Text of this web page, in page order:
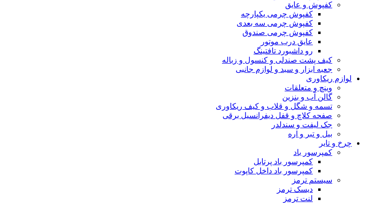
کفپوش و عایق
کفپوش چرمی یکپارچه
کفپوش چرمی سه بعدی
کفپوش چرمی صندوق
عایق درب موتور
رو داشبورد تافتینگ
کیف پشت صندلی و کنسول و زباله
جعبه ابزار و سبد و لوازم جانبی
لوازم ریکاوری
وینچ و متعلقات
گالن آب و بنزین
تسمه و شگل و قلاب و کیف ریکاوری
صفحه کلاچ و قفل دیفرانسیل برقی
جک لیفت و سندلدر
بیل و تبر و اره
چرخ و تایر
کمپرسور باد
کمپرسور باد پرتابل
کمپرسور باد داخل کاپوت
سیستم ترمز
دیسک ترمز
لنت ترمز